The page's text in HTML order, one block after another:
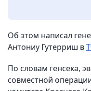
Об этом написал
Антониу Гутерриш в
По словам генсека,
совместной